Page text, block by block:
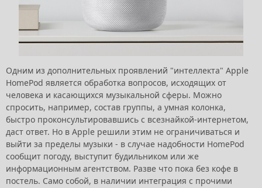
Одним из дополнительных проявлений "интеллекта" Apple
HomePod является обработка вопросов, исходящих от
человека и касающихся музыкальной сферы. Можно
спросить, например, состав группы, а умная колонка,
быстро проконсультировавшись с всезнайкой-интернетом,
даст ответ. Но в Apple решили этим не ограничиваться и
выйти за пределы музыки - в случае надобности HomePod
сообщит погоду, выступит будильником или же
информационным агентством. Разве что пока без кофе в
постель. Само собой, в наличии интеграция с прочими